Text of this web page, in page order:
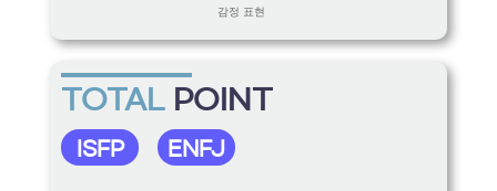
TOTAL POINT
ISFP ENFJ